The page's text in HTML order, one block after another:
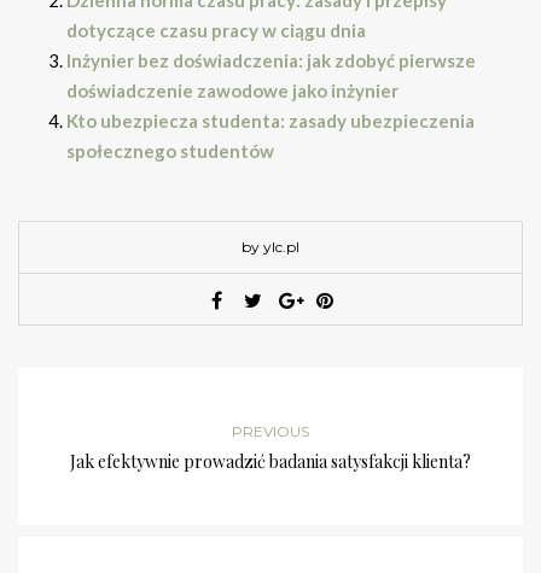
dotyczące czasu pracy w ciągu dnia
Inżynier bez doświadczenia: jak zdobyć pierwsze
doświadczenie zawodowe jako inżynier
Kto ubezpiecza studenta: zasady ubezpieczenia
społecznego studentów
by ylc.pl
PREVIOUS
Jak efektywnie prowadzić badania satysfakcji klienta?